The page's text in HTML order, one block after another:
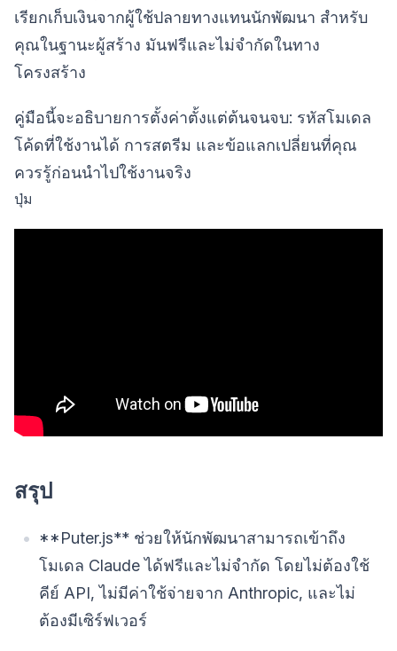
เรียกเก็บเงินจากผู้ใช้ปลายทางแทนนักพัฒนา สำหรับ
คุณในฐานะผู้สร้าง มันฟรีและไม่จำกัดในทาง
โครงสร้าง
คู่มือนี้จะอธิบายการตั้งค่าตั้งแต่ต้นจนจบ: รหัสโมเดล
โค้ดที่ใช้งานได้ การสตรีม และข้อแลกเปลี่ยนที่คุณ
ควรรู้ก่อนนำไปใช้งานจริง
ปุ่ม
สรุป
**Puter.js** ช่วยให้นักพัฒนาสามารถเข้าถึง
โมเดล Claude ได้ฟรีและไม่จำกัด โดยไม่ต้องใช้
คีย์ API, ไม่มีค่าใช้จ่ายจาก Anthropic, และไม่
ต้องมีเซิร์ฟเวอร์